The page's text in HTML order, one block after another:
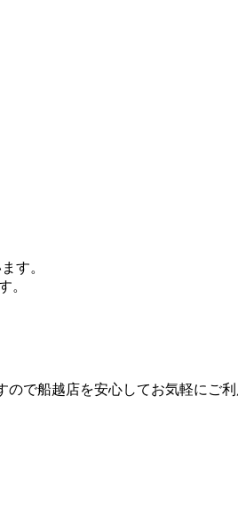
す。
。
で船越店を安心してお気軽にご